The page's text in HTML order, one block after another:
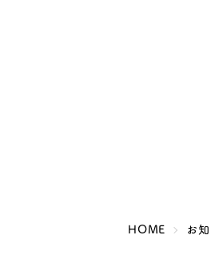
HOME お